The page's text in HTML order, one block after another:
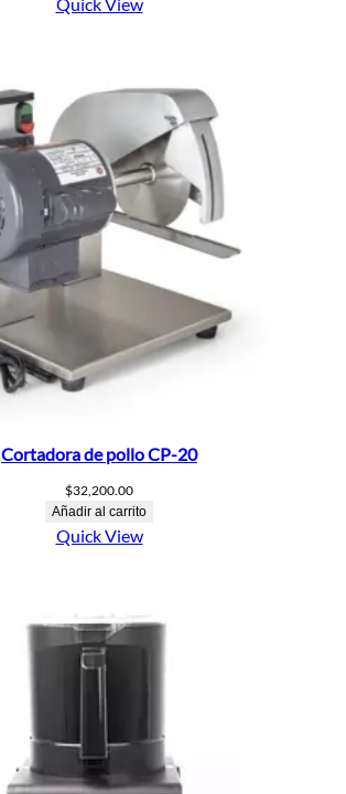
Cortadora de pollo CP-20
$32,200.00
Añadir al carrito
Quick View